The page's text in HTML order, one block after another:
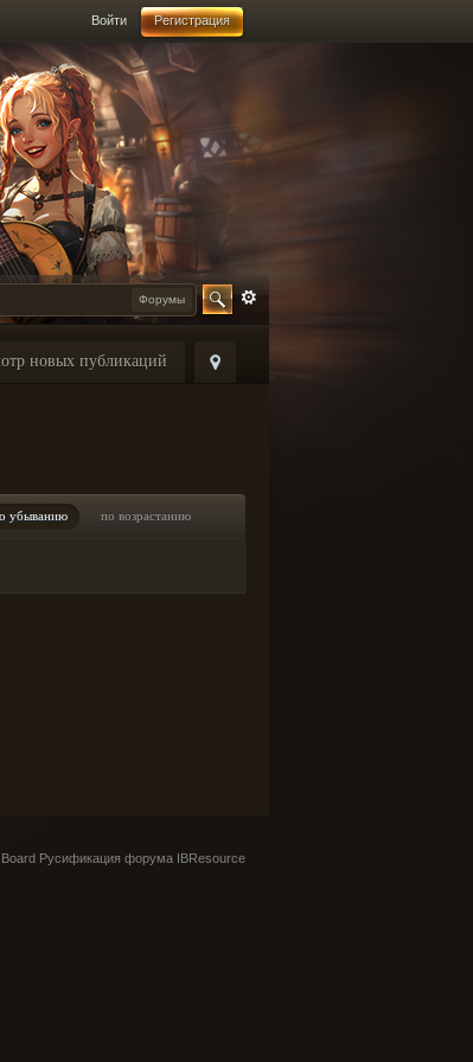
Войти Регистрация
Форумы
новых публикаций
убыванию по возрастанию
Русификация форума IBResource